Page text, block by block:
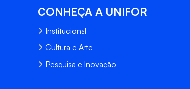
CONHEÇA A UNIFOR
Institucional
Cultura e Arte
Pesquisa e Inovação